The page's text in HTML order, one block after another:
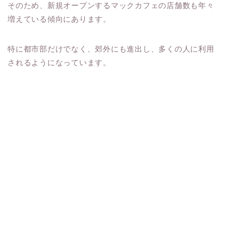
そのため、新規オープンするマックカフェの店舗数も年々
増えている傾向にあります。
特に都市部だけでなく、郊外にも進出し、多くの人に利用
されるようになっています。